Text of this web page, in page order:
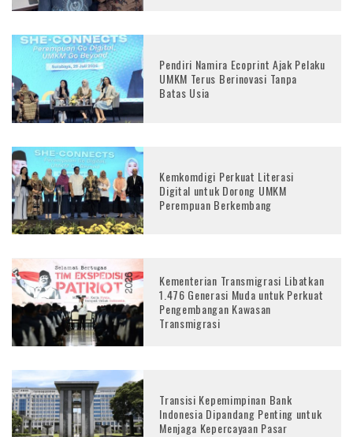
Pendiri Namira Ecoprint Ajak Pelaku
UMKM Terus Berinovasi Tanpa
Batas Usia
Kemkomdigi Perkuat Literasi
Digital untuk Dorong UMKM
Perempuan Berkembang
Kementerian Transmigrasi Libatkan
1.476 Generasi Muda untuk Perkuat
Pengembangan Kawasan
Transmigrasi
Transisi Kepemimpinan Bank
Indonesia Dipandang Penting untuk
Menjaga Kepercayaan Pasar